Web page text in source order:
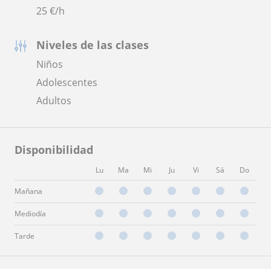
25€/h
Niveles de las clases
Niños
Adolescentes
Adultos
Disponibilidad
Lu Ma Mi Ju Vi Sá Do
Mañana
Mediodía
Tarde